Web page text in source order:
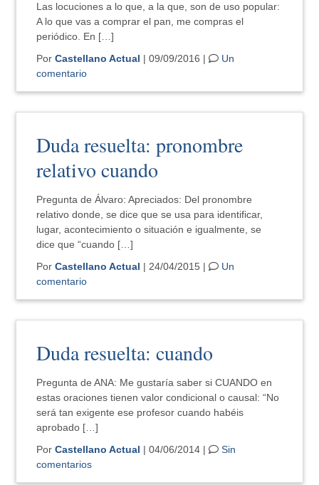
Las locuciones a lo que, a la que, son de uso popular:
A lo que vas a comprar el pan, me compras el
periódico. En […]
PorCastellano Actual | 09/09/2016 |
Un
comentario
Duda resuelta: pronombre
relativo cuando
Pregunta de Álvaro: Apreciados: Del pronombre
relativo donde, se dice que se usa para identificar,
lugar, acontecimiento o situación e igualmente, se
dice que “cuando […]
PorCastellano Actual | 24/04/2015 |
Un
comentario
Duda resuelta: cuando
Pregunta de ANA: Me gustaría saber si CUANDO en
estas oraciones tienen valor condicional o causal: “No
será tan exigente ese profesor cuando habéis
aprobado […]
PorCastellano Actual | 04/06/2014 |
Sin
comentarios